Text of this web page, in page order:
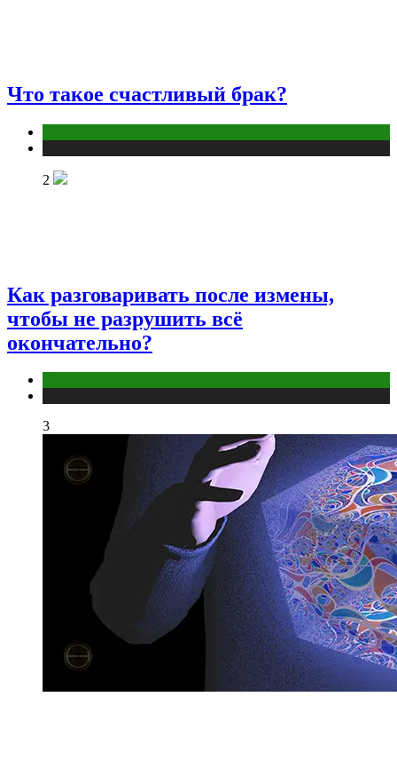
Что такое счастливый брак?
2
Как разговаривать после измены,
чтобы не разрушить всё
окончательно?
3